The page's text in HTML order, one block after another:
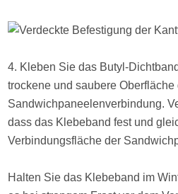
4. Kleben Sie das Butyl-
trockene und saubere Oberfläche
Sandwichpaneelenverbindung.
dass das Klebeband fest und
Verbindungsfläche der
Halten Sie das Klebeband im